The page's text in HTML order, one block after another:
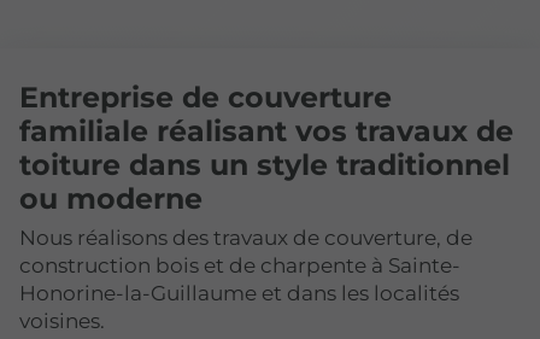
Entreprise de couverture
familiale réalisant vos travaux de
toiture dans un style traditionnel
ou moderne
Nous réalisons des travaux de couverture, de
construction bois et de charpente à Sainte-
Honorine-la-Guillaume et dans les localités
voisines.